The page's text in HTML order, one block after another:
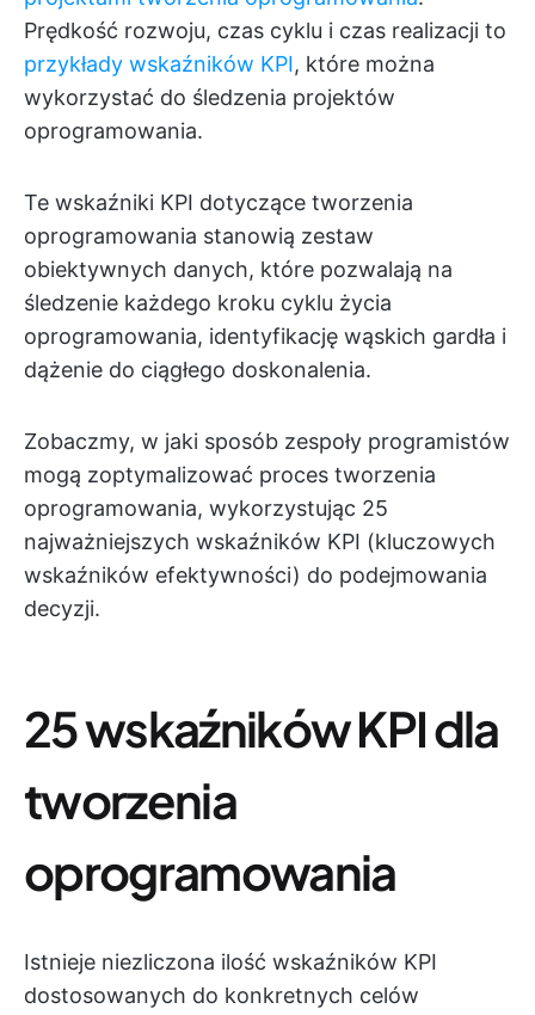
Prędkość rozwoju, czas cyklu i czas realizacji to
przykłady wskaźników KPI, które można
wykorzystać do śledzenia projektów
oprogramowania.
Te wskaźniki KPI dotyczące tworzenia
oprogramowania stanowią zestaw
obiektywnych danych, które pozwalają na
śledzenie każdego kroku cyklu życia
oprogramowania, identyfikację wąskich gardła i
dążenie do ciągłego doskonalenia.
Zobaczmy, w jaki sposób zespoły programistów
mogą zoptymalizować proces tworzenia
oprogramowania, wykorzystując 25
najważniejszych wskaźników KPI (kluczowych
wskaźników efektywności) do podejmowania
decyzji.
25 wskaźników KPI dla
tworzenia
oprogramowania
Istnieje niezliczona ilość wskaźników KPI
dostosowanych do konkretnych celów